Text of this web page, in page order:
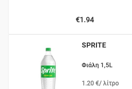
€1.94
SPRITE
Φιάλη 1,5L
1.20 €/ λίτρο